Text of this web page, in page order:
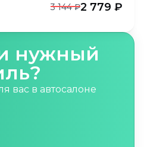
3 144 ₽2 779 ₽
нужный
вас в автосалоне